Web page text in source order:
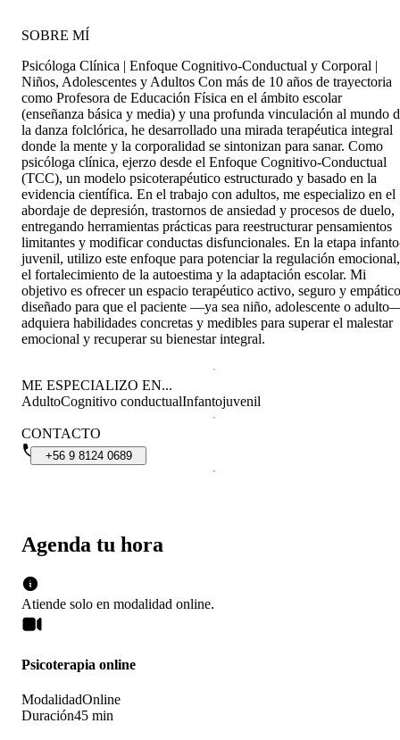
Agenda tu hora
Atiende solo en modalidad online.
Psicoterapia online
ModalidadOnline
Duración45 min
SOBRE MÍ
Psicóloga Clínica | Enfoque Cognitivo-Conductual y Corporal |
Niños, Adolescentes y Adultos Con más de 10 años de trayectoria
como Profesora de Educación Física en el ámbito escolar
(enseñanza básica y media) y una profunda vinculación al mundo
la danza folclórica, he desarrollado una mirada terapéutica integral
donde la mente y la corporalidad se sintonizan para sanar. Como
psicóloga clínica, ejerzo desde el Enfoque Cognitivo-Conductual
(TCC), un modelo psicoterapéutico estructurado y basado en la
evidencia científica. En el trabajo con adultos, me especializo en el
abordaje de depresión, trastornos de ansiedad y procesos de duelo,
entregando herramientas prácticas para reestructurar pensamientos
limitantes y modificar conductas disfuncionales. En la etapa
juvenil, utilizo este enfoque para potenciar la regulación emocional,
el fortalecimiento de la autoestima y la adaptación escolar. Mi
objetivo es ofrecer un espacio terapéutico activo, seguro y
diseñado para que el paciente —ya sea niño, adolescente o
adquiera habilidades concretas y medibles para superar el malestar
emocional y recuperar su bienestar integral.
ME ESPECIALIZO EN...
AdultoCognitivo conductualInfantojuvenil
CONTACTO
+56 9 8124 0689